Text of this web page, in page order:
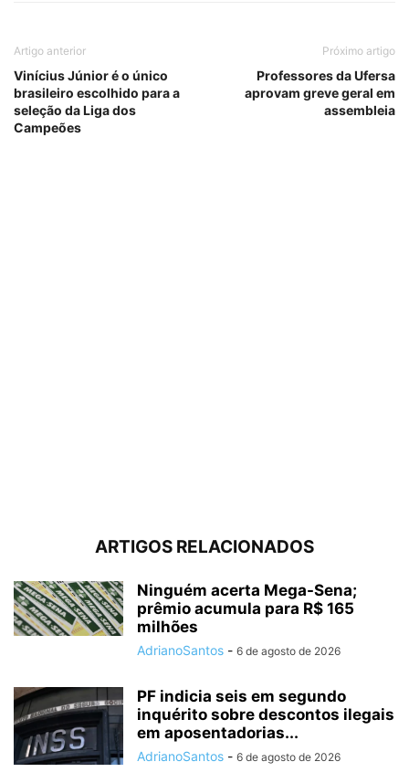
Artigo anterior
Vinícius Júnior é o único
brasileiro escolhido para a
seleção da Liga dos
Campeões
Próximo artigo
Professores da Ufersa
aprovam greve geral em
assembleia
ARTIGOS RELACIONADOS
Ninguém acerta Mega-Sena;
prêmio acumula para R$ 165
milhões
AdrianoSantos - 6 de agosto de 2026
PF indicia seis em segundo
inquérito sobre descontos ilegais
em aposentadorias...
AdrianoSantos - 6 de agosto de 2026